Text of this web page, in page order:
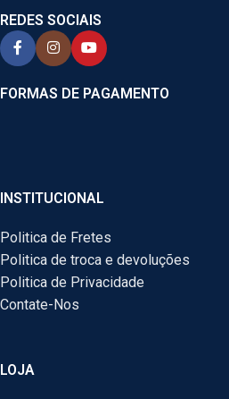
REDES SOCIAIS
FORMAS DE PAGAMENTO
INSTITUCIONAL
Politica de Fretes
Politica de troca e devoluções
Politica de Privacidade
Contate-Nos
LOJA